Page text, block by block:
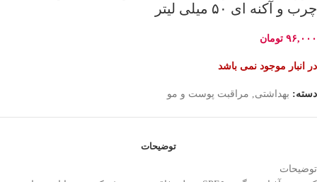
چرب و آکنه ای ۵۰ میلی لیتر
۹۶,۰۰۰ تومان
در انبار موجود نمی باشد
دسته: بهداشتی, مراقبت پوست و مو
توضیحات
توضیحات